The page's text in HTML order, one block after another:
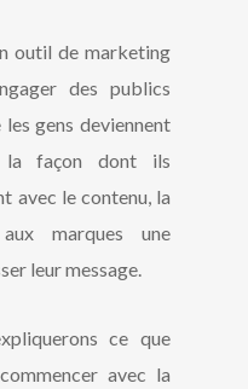
outil de marketing
des publics
gens deviennent
la façon dont ils
avec le contenu, la
marques une
leur message.
ce que
avec la